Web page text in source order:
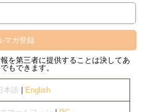
マガ登録
を第三者に提供することは決してあ
もできます。
本語 English